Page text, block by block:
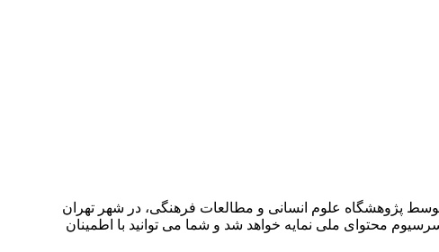
همایش ملی روش های پژوهش در علوم انسانی و اجتماعی: رویکردهای نوپدید و چالش های پیش رو در تاریخ ۲۹ بهمن ۱۴۰۲ توسط پژوهشگاه علوم انسانی و مطالعات فرهنگی، در شهر تهران
محتوای ملی نمایه خواهد شد و شما می توانید با اطمینان